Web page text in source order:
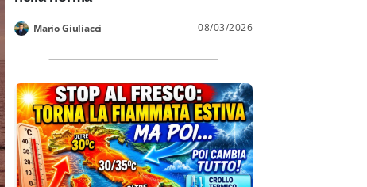
Mario Giuliacci 08/03/2026